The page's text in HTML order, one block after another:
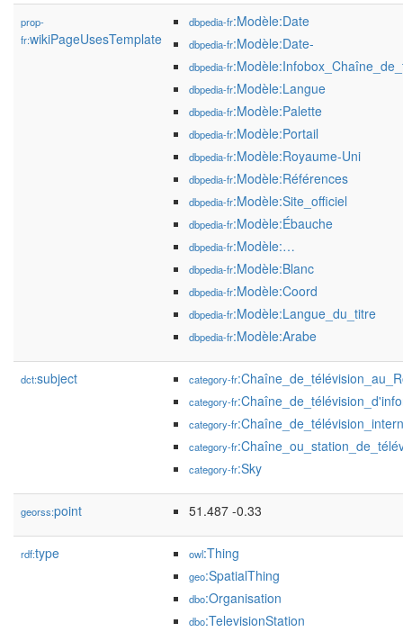
prop-
fr:wikiPageUsesTemplate
dbpedia-fr:Modèle:Date
dbpedia-fr:Modèle:Date-
dbpedia-fr
dbpedia-fr:Modèle:Langue
dbpedia-fr:Modèle:Palette
dbpedia-fr:Modèle:Portail
dbpedia-fr:Modèle:Royaume-Uni
dbpedia-fr:Modèle:Références
dbpedia-fr:Modèle:Site_officiel
dbpedia-fr:Modèle:Ébauche
dbpedia-fr:Modèle:…
dbpedia-fr:Modèle:Blanc
dbpedia-fr:Modèle:Coord
dbpedia-fr:Modèle:Langue_du_titre
dbpedia-fr:Modèle:Arabe
dct:subject category-fr
category-fr
category-fr
category-fr
category-fr:Sky
georss:point 51.487 -0.33
rdf:type owl:Thing
geo:SpatialThing
dbo:Organisation
dbo:TelevisionStation